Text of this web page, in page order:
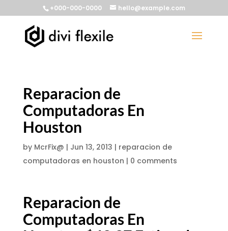
+000-000-0000 hello@example.com
Reparacion de
Computadoras En
Houston
by McrFix@ | Jun 13, 2013 | reparacion de
computadoras en houston | 0 comments
Reparacion de
Computadoras En